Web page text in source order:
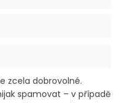
zcela dobrovolné.
spamovat – v případě